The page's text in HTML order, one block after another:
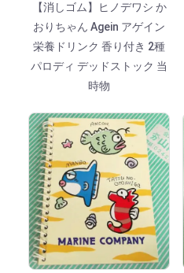
【消しゴム】ヒノデワシ か
おりちゃん Agein アゲイン
栄養ドリンク 香り付き 2種
パロディ デッドストック 当
時物